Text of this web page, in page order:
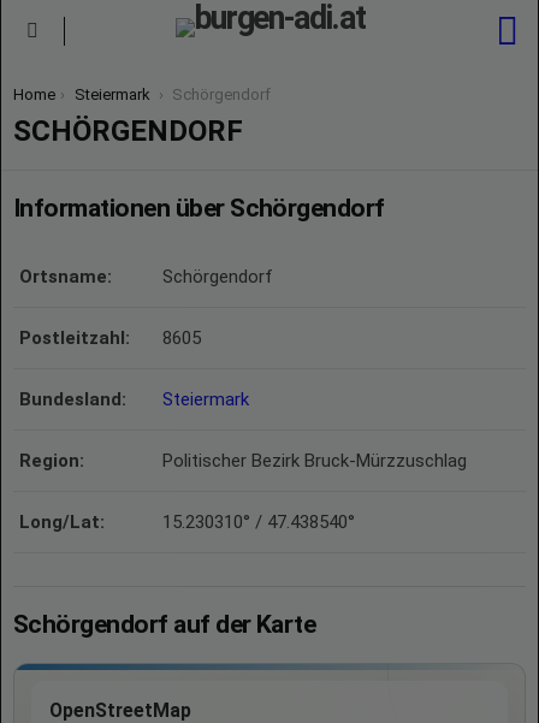
You are here:
Home Steiermark Schörgendorf
SCHÖRGENDORF
Informationen über Schörgendorf
Ortsname: Schörgendorf
Postleitzahl: 8605
Bundesland: Steiermark
Region: Politischer Bezirk Bruck-Mürzzuschlag
Long/Lat: 15.230310° / 47.438540°
Schörgendorf auf der Karte
OpenStreetMap